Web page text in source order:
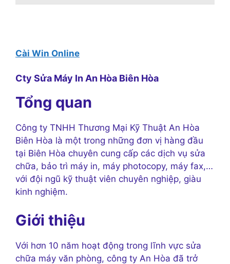
Cài Win Online
Cty Sửa Máy In An Hòa Biên Hòa
Tổng quan
Công ty TNHH Thương Mại Kỹ Thuật An Hòa
Biên Hòa là một trong những đơn vị hàng đầu
tại Biên Hòa chuyên cung cấp các dịch vụ sửa
chữa, bảo trì máy in, máy photocopy, máy fax,…
với đội ngũ kỹ thuật viên chuyên nghiệp, giàu
kinh nghiệm.
Giới thiệu
Với hơn 10 năm hoạt động trong lĩnh vực sửa
chữa máy văn phòng, công ty An Hòa đã trở